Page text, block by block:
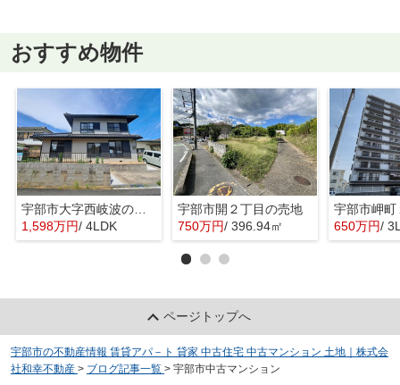
おすすめ物件
宇部市大字西岐波の中古一戸建
1,598万円/ 4LDK
宇部市開２丁目の売地
750万円/ 396.94㎡ 650万円/
ページトップへ
宇部市の不動産情報 賃貸アパ－ト 貸家 中古住宅 中古マンション 土地｜株式会
社和幸不動産 > ブログ記事一覧 > 宇部市中古マンション